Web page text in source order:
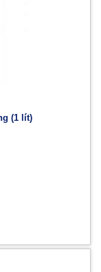
(1 lít)